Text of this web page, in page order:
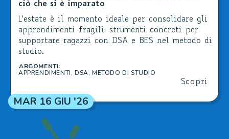
ciò che si è imparato
L'estate è il momento ideale per consolidare gli
apprendimenti fragili: strumenti concreti per
supportare ragazzi con DSA e BES nel metodo di
studio.
ARGOMENTI:
APPRENDIMENTI,DSA,METODO DI STUDIO
Scopri
MAR 16 GIU '26